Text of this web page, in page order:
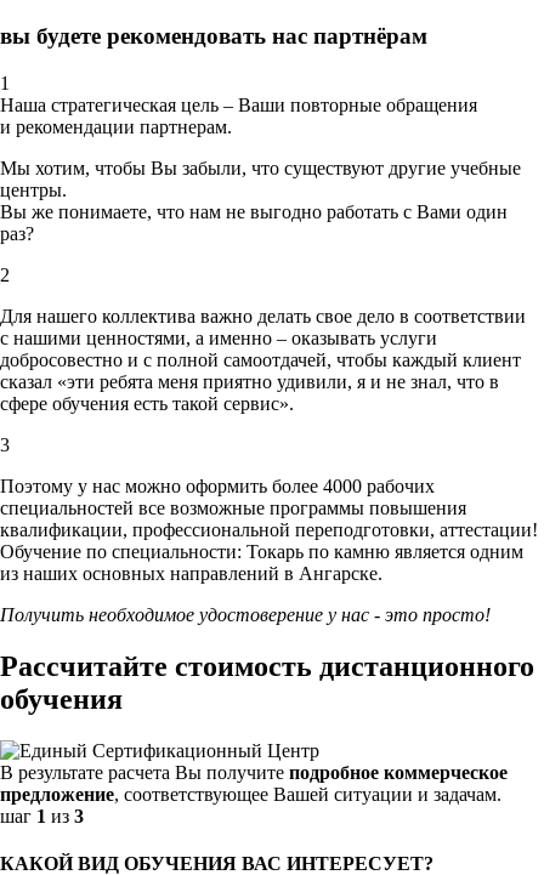
вы будете рекомендовать нас партнёрам
1
Наша стратегическая цель – Ваши повторные обращения
и рекомендации партнерам.
Мы хотим, чтобы Вы забыли, что существуют другие учебные
центры.
Вы же понимаете, что нам не выгодно работать с Вами один
раз?
2
Для нашего коллектива важно делать свое дело в соответствии
с нашими ценностями, а именно – оказывать услуги
добросовестно и с полной самоотдачей, чтобы каждый клиент
сказал «эти ребята меня приятно удивили, я и не знал, что в
сфере обучения есть такой сервис».
3
Поэтому у нас можно оформить более 4000 рабочих
специальностей все возможные программы повышения
квалификации, профессиональной переподготовки, аттестации!
Обучение по специальности: Токарь по камню является одним
из наших основных направлений в Ангарске.
Получить необходимое удостоверение у нас - это просто!
Рассчитайте стоимость дистанционного
обучения
В результате расчета Вы получите подробное коммерческое
предложение, соответствующее Вашей ситуации и задачам.
шаг 1 из 3
КАКОЙ ВИД ОБУЧЕНИЯ ВАС ИНТЕРЕСУЕТ?